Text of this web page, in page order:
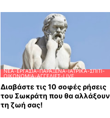
ΝΈΑ-ΕΡΓΑΣΊΑ-ΠΑΡΆΞΕΝΑ-ΙΑΤΡΙΚΆ-ΣΠΊΤΙ-
ΟΙΚΟΝΟΜΊΑ-ΑΓΓΕΛΊΕΣ-LIVE
Διαβάστε τις 10 σοφές ρήσεις
του Σωκράτη που θα αλλάξουν
τη ζωή σας!